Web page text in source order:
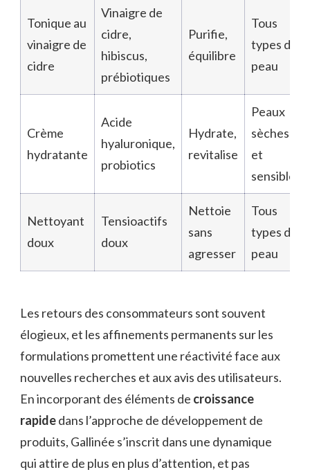
Tonique au
vinaigre de
cidre
Vinaigre de
cidre,
hibiscus,
prébiotiques
Purifie,
équilibre
Tous
types de
peau
Crème
hydratante
Acide
hyaluronique,
probiotics
Hydrate,
revitalise
Peaux
sèches
et
sensibles
Nettoyant
doux
Tensioactifs
doux
Nettoie
sans
agresser
Tous
types de
peau
Les retours des consommateurs sont souvent
élogieux, et les affinements permanents sur les
formulations promettent une réactivité face aux
nouvelles recherches et aux avis des utilisateurs.
En incorporant des éléments de croissance
rapidedans l’approche de développement de
produits, Gallinée s’inscrit dans une dynamique
qui attire de plus en plus d’attention, et pas